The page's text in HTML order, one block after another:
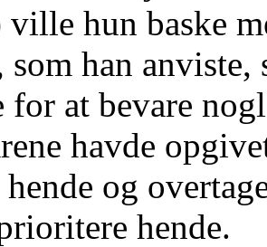
hun baske
som han
for at bevare
havde
og
hende.